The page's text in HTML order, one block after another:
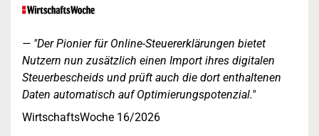
"Der Pionier für Online-Steuererklärungen bietet
Nutzern nun zusätzlich einen Import ihres digitalen
Steuerbescheids und prüft auch die dort enthaltenen
Daten automatisch auf Optimierungspotenzial."
WirtschaftsWoche 16/2026